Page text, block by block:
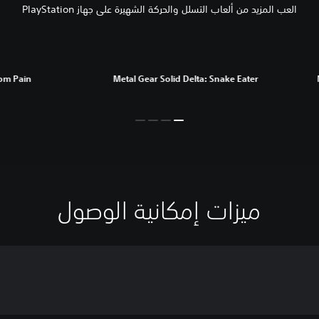
العب المزيد من ألعاب التسلل والحركة الشهيرة على جهاز PlayStation
Metal Gear Solid Delta: Snake Eater
Pain
ميزات إمكانية الوصول